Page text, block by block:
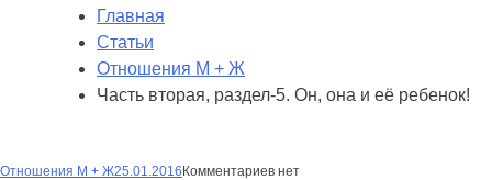
Главная
Статьи
Отношения М + Ж
Часть вторая, раздел-5. Он, она и её ребенок!
Отношения М + Ж25.01.2016 Комментариев нет